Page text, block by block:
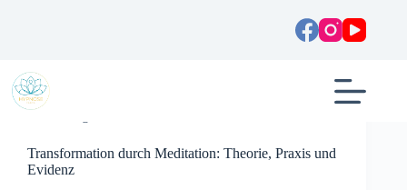
Transformation durch Meditation: Theorie, Praxis und
Evidenz